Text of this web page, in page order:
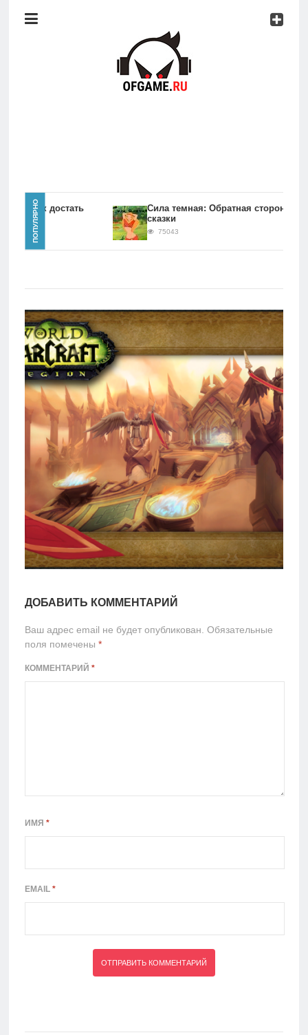
Консоли
Главная
игры
Мобильное
Культовые
игры
ПОПУЛЯРНО
Как достать
Сила темная: Обратная сторона
сказки
75043
ДОБАВИТЬ КОММЕНТАРИЙ
Ваш адрес email не будет опубликован. Обязательные
поля помечены *
КОММЕНТАРИЙ *
ИМЯ *
EMAIL *